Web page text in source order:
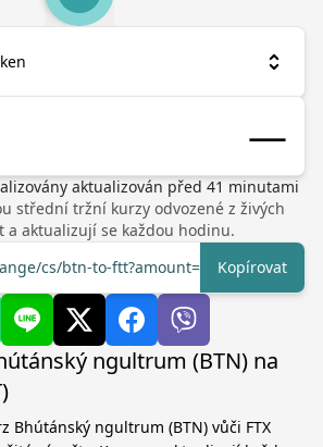
aktualizován před 41 minutami
střední tržní kurzy odvozené z živých
a aktualizují se každou hodinu.
cs/btn-to-ftt?amount=1
Kopírovat
ngultrum (BTN) na
Bhútánský ngultrum (BTN) vůči FTX